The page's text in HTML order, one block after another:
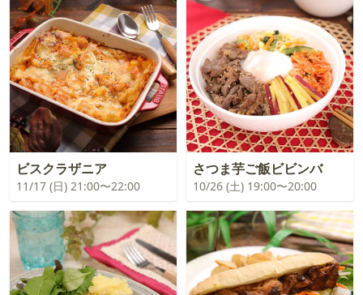
ビスクラザニア
11/17 (日) 21:00〜22:00
さつま芋ご飯ビビンバ
10/26 (土) 19:00〜20:00